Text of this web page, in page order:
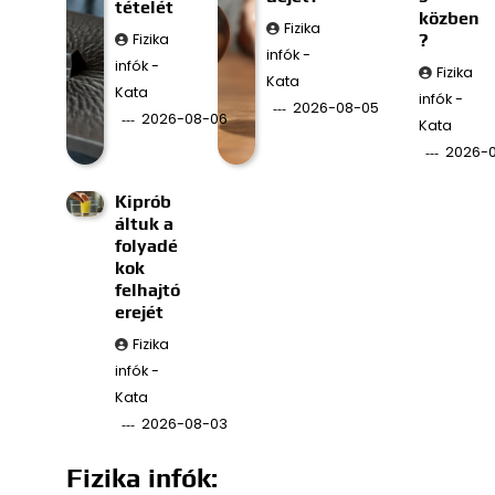
tételét
Fizika
infók -
Kata
2026-08-06
Fizika
infók -
Kata
2026-08-05
közben
?
Fizika
infók -
Kata
2026-
Kiprób
áltuk a
folyadé
kok
felhajtó
erejét
Fizika
infók -
Kata
2026-08-03
Fizika infók: